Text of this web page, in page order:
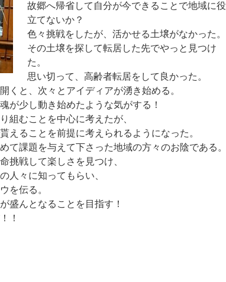
故郷へ帰省して自分が今できることで地域に役
立てないか？
色々挑戦をしたが、活かせる土壌がなかった。
その土壌を探して転居した先でやっと見つけ
た。
思い切って、高齢者転居をして良かった。
くと、次々とアイディアが湧き始める。
が少し動き始めたような気がする！
組むことを中心に考えたが、
えることを前提に考えられるようになった。
て課題を与えて下さった地域の方々のお陰である。
挑戦して楽しさを見つけ、
人々に知ってもらい、
を伝る。
盛んとなることを目指す！
！